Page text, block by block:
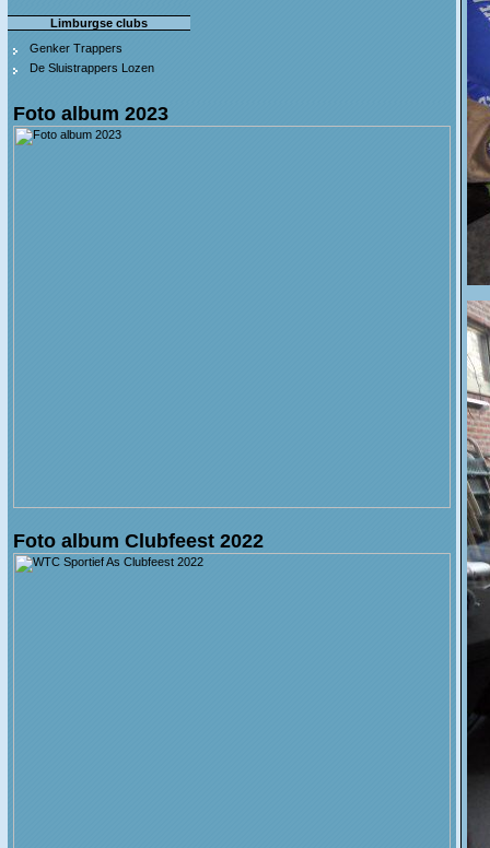
Limburgse clubs
Genker Trappers
De Sluistrappers Lozen
Foto album 2023
Foto album Clubfeest 2022